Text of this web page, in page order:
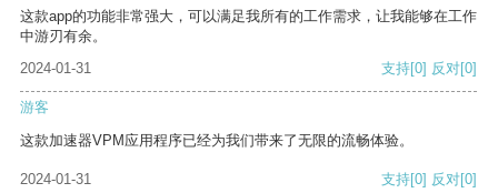
这款app的功能非常强大，可以满足我所有的工作需求，让我能够在工作
中游刃有余。
2024-01-31
支持[0] 反对[0]
游客
这款加速器VPM应用程序已经为我们带来了无限的流畅体验。
2024-01-31 支持[0] 反对[0]